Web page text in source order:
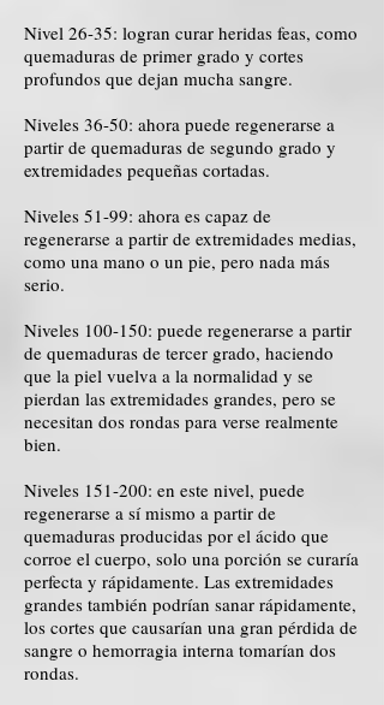
Nivel 26-35: logran curar heridas feas, como
quemaduras de primer grado y cortes
profundos que dejan mucha sangre.
Niveles 36-50: ahora puede regenerarse a
partir de quemaduras de segundo grado y
extremidades pequeñas cortadas.
Niveles 51-99: ahora es capaz de
regenerarse a partir de extremidades medias,
como una mano o un pie, pero nada más
serio.
Niveles 100-150: puede regenerarse a partir
de quemaduras de tercer grado, haciendo
que la piel vuelva a la normalidad y se
pierdan las extremidades grandes, pero se
necesitan dos rondas para verse realmente
bien.
Niveles 151-200: en este nivel, puede
regenerarse a sí mismo a partir de
quemaduras producidas por el ácido que
corroe el cuerpo, solo una porción se curaría
perfecta y rápidamente. Las extremidades
grandes también podrían sanar rápidamente,
los cortes que causarían una gran pérdida de
sangre o hemorragia interna tomarían dos
rondas.